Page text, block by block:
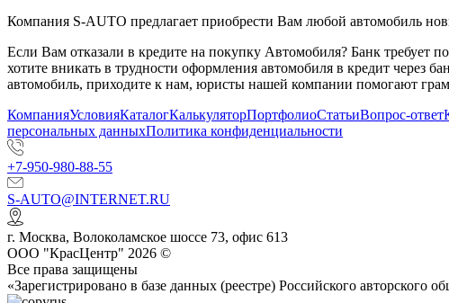
Компания S-AUTO предлагает приобрести Вам любой автомобиль
Если Вам отказали в кредите на покупку Автомобиля? Банк требует
хотите вникать в трудности оформления автомобиля в кредит
автомобиль, приходите к нам, юристы нашей компании помогают
КомпанияУсловияКаталогКалькуляторПортфолиоСтатьиВопрос-ответ
персональных данныхПолитика конфиденциальности
+7-950-980-88-55
S-AUTO@INTERNET.RU
г. Москва, Волоколамское шоссе 73, офис 613
ООО "КрасЦентр" 2026 ©
Все права защищены
«Зарегистрировано в базе данных (реестре) Российского